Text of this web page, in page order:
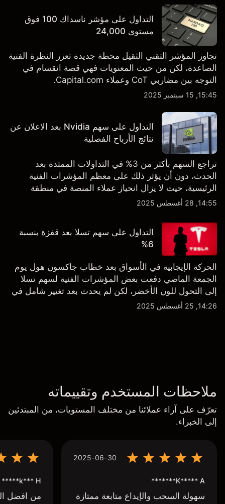
التداول على مؤشر ناسداك 100 فوق
مستوى 24,000
تجاوز المؤشر التقني الثقيل محطة جديدة تعزز النظرة الفنية
الصاعدة، لكن من حيث المعنويات فهي قصة انقسام في
التوجه بين مضاربي CoT وعملاء Capital.com.
15:45, 15 سبتمبر 2025
التداول على سهم Nvidia بعد الاعلان عن
نتائج الأرباح الفصلية
تراجع السهم بأكثر من 3% في التداولات الممتدة بعد
الحدث، دون أن يؤثر ذلك على معظم المؤشرات الفنية
الرئيسية، حيث لا يزال انحياز عملاء المنصة في منطقة
الشراء المفرط.
14:55, 28 أغسطس 2025
التداول على سهم تسلا بعد قفزة بنسبة
6%
الحركة الإيجابية في الأسواق بعد خطاب جاكسون هول يوم
الجمعة الماضي دفعت بعض المؤشرات الفنية لسهم تسلا
إلى التحول للون الأخضر، لكن لم يحدث بعد تغيير شامل في
النظرة الفنية سواء على الإطار اليومي أو الأسبوعي.
14:26, 25 أغسطس 2025
ملاحظات المستخدم وتقييماته
تعرّف على آراء عملائنا من مختلف المستويات، من المبتدئين
إلى الخبراء.
2025-06-30
K***** A*******
سهولة السحب والإيداع متابعة ممتازة
k*** H*****
من افضل